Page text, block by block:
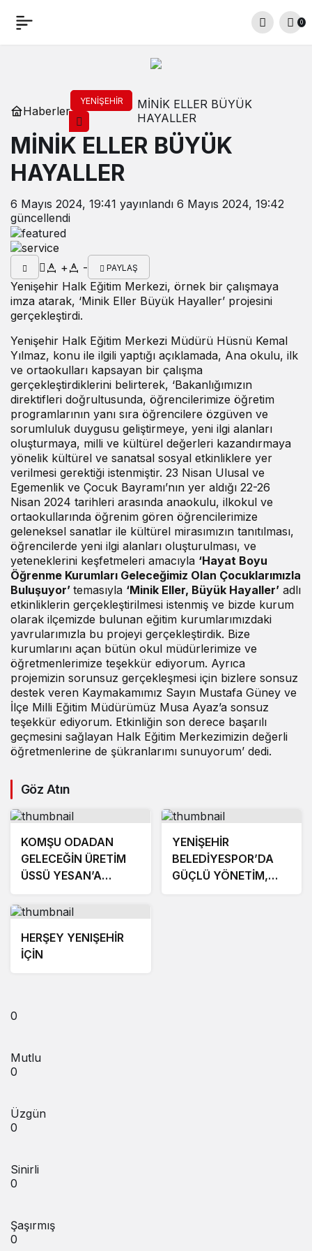
0
Haberler
YENIŞEHIR
MİNİK ELLER BÜYÜK
HAYALLER
MİNİK ELLER BÜYÜK
HAYALLER
6 Mayıs 2024, 19:41 yayınlandı 6 Mayıs 2024, 19:42
güncellendi
+ - PAYLAŞ
Yenişehir Halk Eğitim Merkezi, örnek bir çalışmaya
imza atarak, ‘Minik Eller Büyük Hayaller’ projesini
gerçekleştirdi.
Yenişehir Halk Eğitim Merkezi Müdürü Hüsnü Kemal
Yılmaz, konu ile ilgili yaptığı açıklamada, Ana okulu, ilk
ve ortaokulları kapsayan bir çalışma
gerçekleştirdiklerini belirterek, ‘Bakanlığımızın
direktifleri doğrultusunda, öğrencilerimize öğretim
programlarının yanı sıra öğrencilere özgüven ve
sorumluluk duygusu geliştirmeye, yeni ilgi alanları
oluşturmaya, milli ve kültürel değerleri kazandırmaya
yönelik kültürel ve sanatsal sosyal etkinliklere yer
verilmesi gerektiği istenmiştir. 23 Nisan Ulusal ve
Egemenlik ve Çocuk Bayramı’nın yer aldığı 22-26
Nisan 2024 tarihleri arasında anaokulu, ilkokul ve
ortaokullarında öğrenim gören öğrencilerimize
geleneksel sanatlar ile kültürel mirasımızın tanıtılması,
öğrencilerde yeni ilgi alanları oluşturulması, ve
yeteneklerini keşfetmeleri amacıyla ‘Hayat Boyu
Öğrenme Kurumları Geleceğimiz Olan Çocuklarımızla
Buluşuyor’ temasıyla ‘Minik Eller, Büyük Hayaller’ adlı
etkinliklerin gerçekleştirilmesi istenmiş ve bizde kurum
olarak ilçemizde bulunan eğitim kurumlarımızdaki
yavrularımızla bu projeyi gerçekleştirdik. Bize
kurumlarını açan bütün okul müdürlerimize ve
öğretmenlerimize teşekkür ediyorum. Ayrıca
projemizin sorunsuz gerçekleşmesi için bizlere sonsuz
destek veren Kaymakamımız Sayın Mustafa Güney ve
İlçe Milli Eğitim Müdürümüz Musa Ayaz’a sonsuz
teşekkür ediyorum. Etkinliğin son derece başarılı
geçmesini sağlayan Halk Eğitim Merkezimizin değerli
öğretmenlerine de şükranlarımı sunuyorum’ dedi.
Göz Atın
KOMŞU ODADAN
GELECEĞİN ÜRETİM
ÜSSÜ YESAN’A
YENİŞEHİR
BELEDİYESPOR’DA
GÜÇLÜ YÖNETİM,
HERŞEY YENIŞEHİR
İÇİN
0
Mutlu
0
Üzgün
0
Sinirli
0
Şaşırmış
0